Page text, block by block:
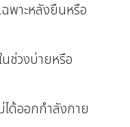
ฉพาะหลังยืนหรือ
ช่วงบ่ายหรือ
ด้ออกกำลังกาย